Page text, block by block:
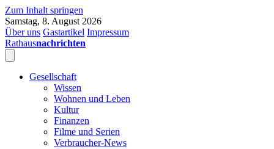
Zum Inhalt springen
Samstag, 8. August 2026
Über uns Gastartikel Impressum
Rathausnachrichten
Gesellschaft
Wissen
Wohnen und Leben
Kultur
Finanzen
Filme und Serien
Verbraucher-News